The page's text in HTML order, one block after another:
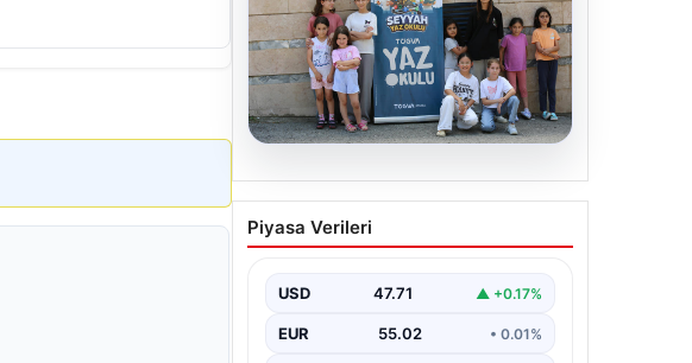
06.08.2026
TÜGVA’dan çocuklar için
meydan şenlikleri
Piyasa Verileri
USD 47.71 ▲ +0.17%
EUR 55.02 • 0.01%